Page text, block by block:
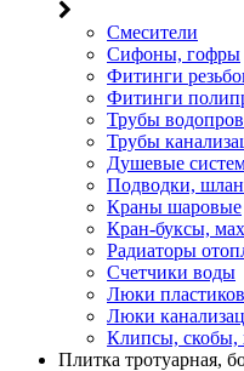
Смесители
Сифоны, гофры
Фитинги
Фитинги
Трубы
Трубы
Душевые
Подводки,
Краны шаровые
Кран-буксы,
Радиаторы
Счетчики воды
Люки
Люки
Клипсы, скобы,
Плитка тротуарная,